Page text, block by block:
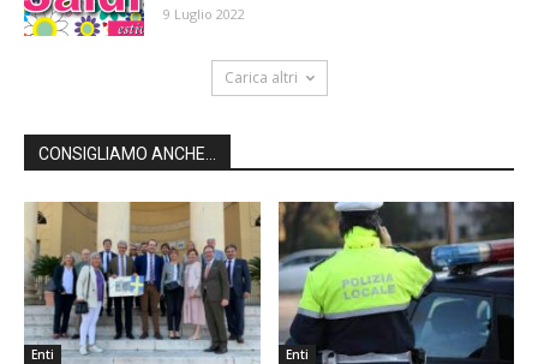
9 Luglio 2022
Carica altri
CONSIGLIAMO ANCHE...
Enti Enti